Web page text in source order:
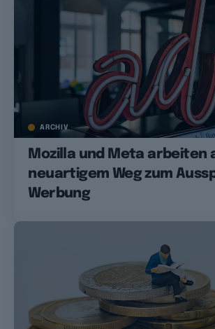
ARCHIV
Mozilla und Meta arbeiten
neuartigem Weg zum
Werbung